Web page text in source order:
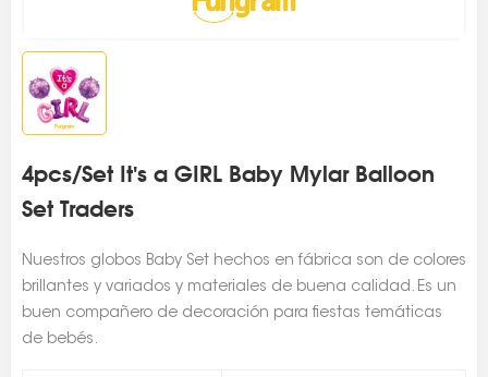
4pcs/Set It's a GIRL Baby Mylar Balloon
Set Traders
Nuestros globos Baby Set hechos en fábrica son de colores
brillantes y variados y materiales de buena calidad. Es un
buen compañero de decoración para fiestas temáticas
de bebés.